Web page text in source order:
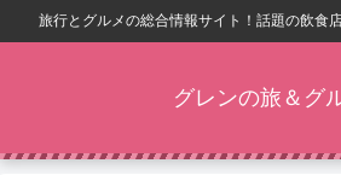
旅行とグルメの総合情報サイト！話題の飲食
グレンの旅＆グ